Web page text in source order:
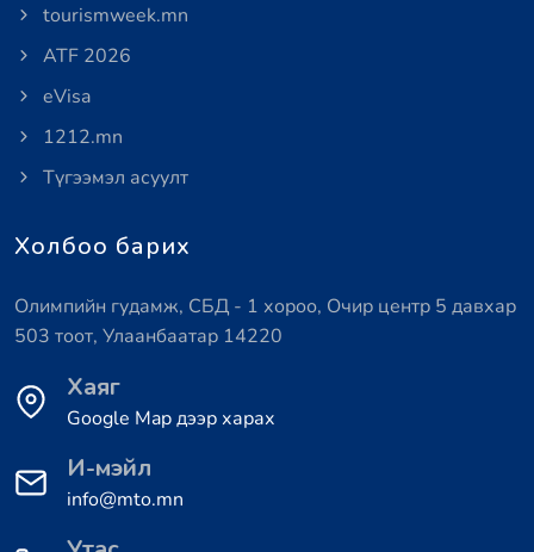
tourismweek.mn
ATF 2026
eVisa
1212.mn
Түгээмэл асуулт
Холбоо барих
Олимпийн гудамж, СБД - 1 хороо, Очир центр 5 давхар
503 тоот, Улаанбаатар 14220
Хаяг
Google Map дээр харах
И-мэйл
info@mto.mn